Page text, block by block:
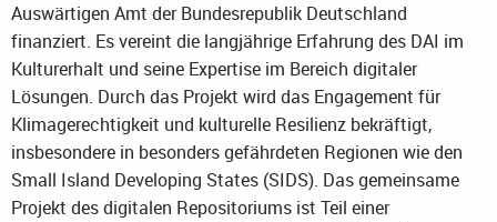
Auswärtigen Amt der Bundesrepublik Deutschland
finanziert. Es vereint die langjährige Erfahrung des DAI im
Kulturerhalt und seine Expertise im Bereich digitaler
Lösungen. Durch das Projekt wird das Engagement für
Klimagerechtigkeit und kulturelle Resilienz bekräftigt,
insbesondere in besonders gefährdeten Regionen wie den
Small Island Developing States (SIDS). Das gemeinsame
Projekt des digitalen Repositoriums ist Teil einer